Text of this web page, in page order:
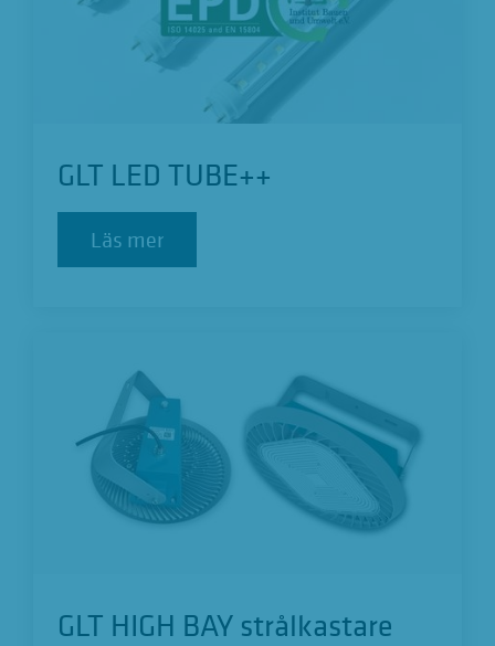
GLT LED TUBE++
Läs mer
Läs mer
GLT HIGH BAY strålkastare